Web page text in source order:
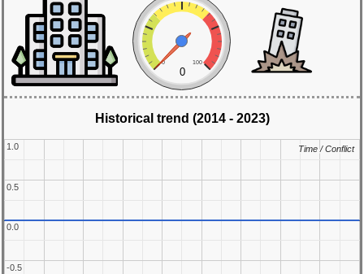
0 100
0
Historical trend (2014 - 2023)
-0.5
-0.5
0.0
0.0
0.5
0.5
1.0
1.0 Time / Conflict
Time / Conflict